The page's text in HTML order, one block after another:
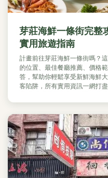
芽莊海鮮一條街完整
實用旅遊指南
計畫前往芽莊海鮮一條街嗎？
的位置、最佳餐廳推薦、價格
答，幫助你輕鬆享受新鮮海鮮
客陷阱，所有實用資訊一網打盡